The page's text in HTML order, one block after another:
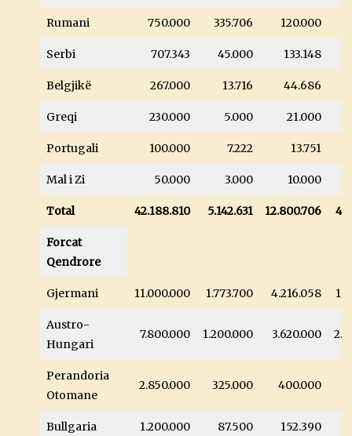
Rumani 750.000 335.706 120.000
Serbi 707.343 45.000 133.148
Belgjikë 267.000 13.716 44.686
Greqi 230.000 5.000 21.000
Portugali 100.000 7.222 13.751
Mal i Zi 50.000 3.000 10.000
Total 42.188.810 5.142.631 12.800.706
Forcat
Qendrore
Gjermani 11.000.000 1.773.700 4.216.058
Austro-
Hungari
7.800.000 1.200.000 3.620.000
Perandoria
Otomane
2.850.000 325.000 400.000
Bullgaria 1.200.000 87.500 152.390